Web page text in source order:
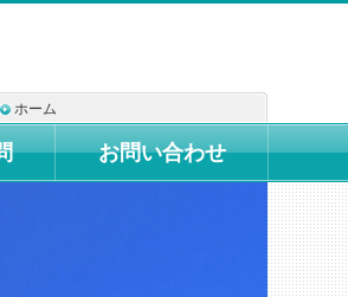
ホーム
お問い合わせ